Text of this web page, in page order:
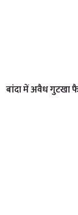
बांदा में अवैध गुटखा